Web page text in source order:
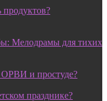
продуктов?
Мелодрамы для тихих
и простуде?
празднике?